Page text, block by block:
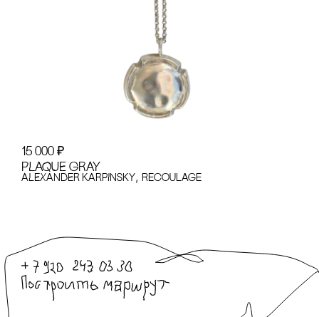
15 000 ₽
PLAQUE GRAY
ALEXANDER KARPINSKY, recoulage